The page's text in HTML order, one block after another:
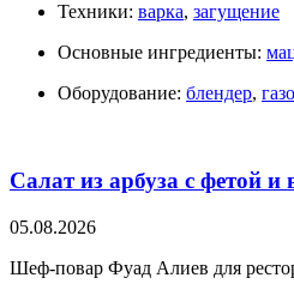
Техники: варка, загущение
Основные ингредиенты:
Оборудование: блендер,
Салат из арбуза с фетой и
05.08.2026
Шеф-повар Фуад Алиев для